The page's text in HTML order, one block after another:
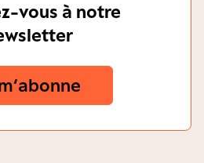
vous à notre